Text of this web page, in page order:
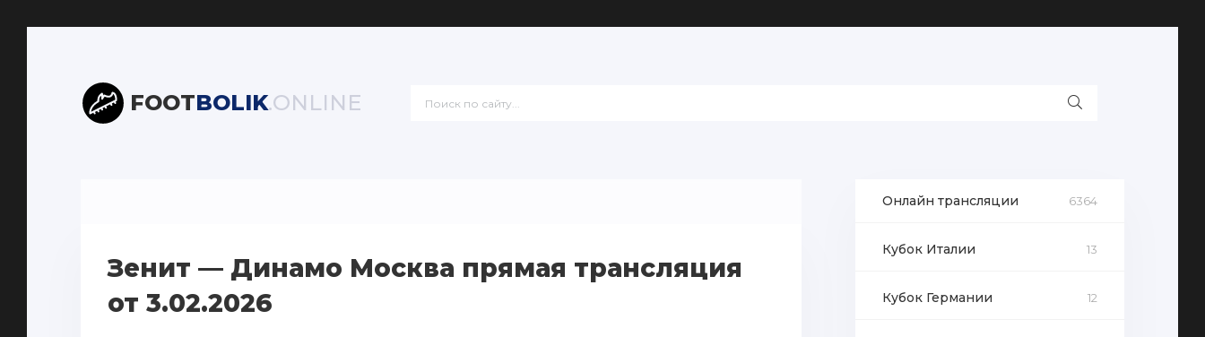
FOOTBOLIK.ONLINE
Зенит — Динамо Москва прямая трансляция
от 3.02.2026
Онлайн трансляции 6364
Кубок Италии 13
Кубок Германии 12